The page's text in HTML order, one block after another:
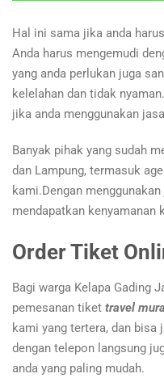
Hal ini sama jika anda
Anda harus mengemudi
yang anda perlukan juga
kelelahan dan tidak
jika anda menggunakan
Banyak pihak yang sudah
dan Lampung, termasuk
kami.Dengan
mendapatkan kenyamanan
Order Tiket
Bagi warga Kelapa Gading
pemesanan tiket travel
kami yang tertera, dan bisa
dengan telepon langsung
anda yang paling mudah.